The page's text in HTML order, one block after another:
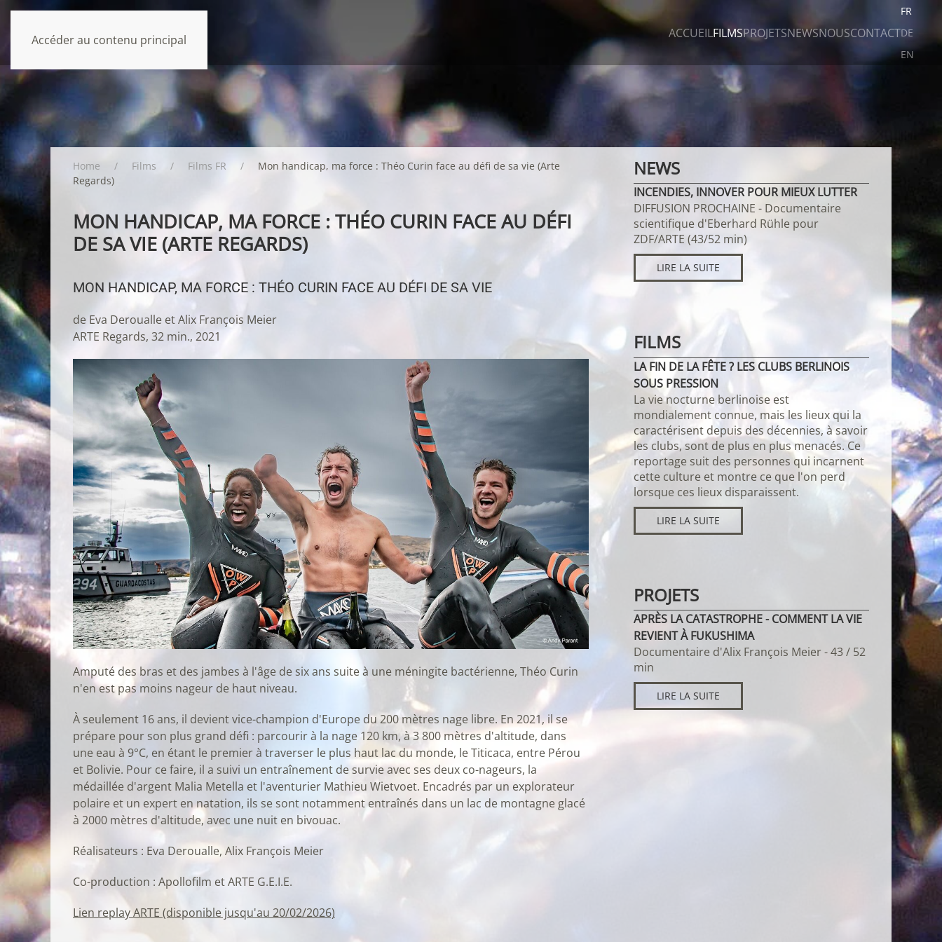
Accéder au contenu principal ACCUEILFILMSPROJETSNEWSNOUSCONTACT
FR
DE
EN
Home Films Films FR
Mon handicap, ma force : Théo Curin face au défi de sa vie (Arte
Regards)
MON HANDICAP, MA FORCE : THÉO CURIN FACE AU DÉFI
DE SA VIE (ARTE REGARDS)
MON HANDICAP, MA FORCE : THÉO CURIN FACE AU DÉFI DE SA VIE
de Eva Deroualle et Alix François Meier
ARTE Regards, 32 min., 2021
Amputé des bras et des jambes à l'âge de six ans suite à une méningite bactérienne, Théo Curin
n'en est pas moins nageur de haut niveau.
À seulement 16 ans, il devient vice-champion d'Europe du 200 mètres nage libre. En 2021, il se
prépare pour son plus grand défi : parcourir à la nage 120 km, à 3 800 mètres d'altitude, dans
une eau à 9°C, en étant le premier à traverser le plus haut lac du monde, le Titicaca, entre Pérou
et Bolivie. Pour ce faire, il a suivi un entraînement de survie avec ses deux co-nageurs, la
médaillée d'argent Malia Metella et l'aventurier Mathieu Wietvoet. Encadrés par un explorateur
polaire et un expert en natation, ils se sont notamment entraînés dans un lac de montagne glacé
à 2000 mètres d'altitude, avec une nuit en bivouac.
Réalisateurs : Eva Deroualle, Alix François Meier
Co-production : Apollofilm et ARTE G.E.I.E.
Lien replay ARTE (disponible jusqu'au 20/02/2026)
NEWS
INCENDIES, INNOVER POUR MIEUX LUTTER
DIFFUSION PROCHAINE - Documentaire
scientifique d'Eberhard Rühle pour
ZDF/ARTE (43/52 min)
LIRE LA SUITE
FILMS
LA FIN DE LA FÊTE ? LES CLUBS BERLINOIS
SOUS PRESSION
La vie nocturne berlinoise est
mondialement connue, mais les lieux qui la
caractérisent depuis des décennies, à savoir
les clubs, sont de plus en plus menacés. Ce
reportage suit des personnes qui incarnent
cette culture et montre ce que l'on perd
lorsque ces lieux disparaissent.
LIRE LA SUITE
PROJETS
APRÈS LA CATASTROPHE - COMMENT LA VIE
REVIENT À FUKUSHIMA
Documentaire d'Alix François Meier - 43 / 52
min
LIRE LA SUITE